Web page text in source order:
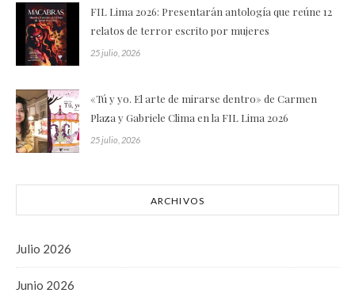
FIL Lima 2026: Presentarán antología que reúne 12
relatos de terror escrito por mujeres
25 julio, 2026
«Tú y yo. El arte de mirarse dentro» de Carmen
Plaza y Gabriele Clima en la FIL Lima 2026
25 julio, 2026
ARCHIVOS
Julio 2026
Junio 2026